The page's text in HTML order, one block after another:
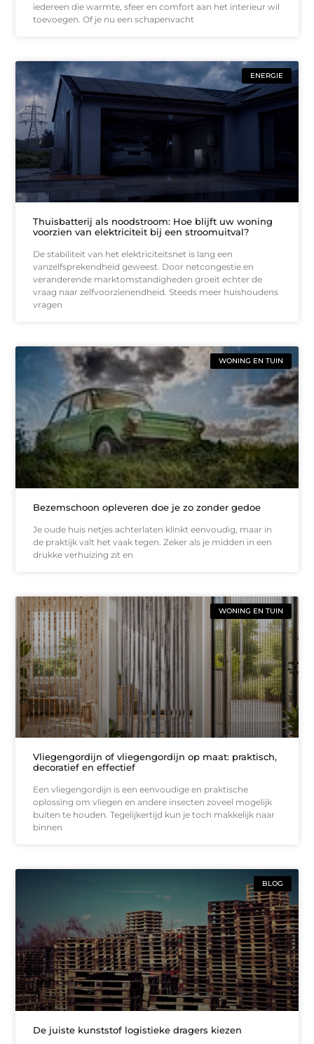
iedereen die warmte, sfeer en comfort aan het interieur wil
toevoegen. Of je nu een schapenvacht
ENERGIE
Thuisbatterij als noodstroom: Hoe blijft uw woning
voorzien van elektriciteit bij een stroomuitval?
De stabiliteit van het elektriciteitsnet is lang een
vanzelfsprekendheid geweest. Door netcongestie en
veranderende marktomstandigheden groeit echter de
vraag naar zelfvoorzienendheid. Steeds meer huishoudens
vragen
WONING EN TUIN
Bezemschoon opleveren doe je zo zonder gedoe
Je oude huis netjes achterlaten klinkt eenvoudig, maar in
de praktijk valt het vaak tegen. Zeker als je midden in een
drukke verhuizing zit en
WONING EN TUIN
Vliegengordijn of vliegengordijn op maat: praktisch,
decoratief en effectief
Een vliegengordijn is een eenvoudige en praktische
oplossing om vliegen en andere insecten zoveel mogelijk
buiten te houden. Tegelijkertijd kun je toch makkelijk naar
binnen
BLOG
De juiste kunststof logistieke dragers kiezen